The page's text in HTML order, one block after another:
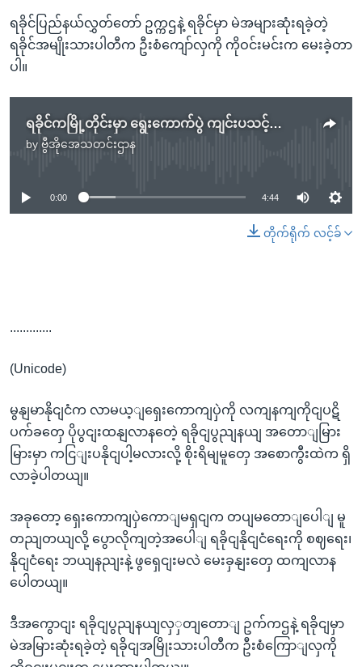
ရခိုင်ပြည်နယ်လွှတ်တော် ဥက္ကဌနဲ့ ရခိုင်မှာ မဲအများဆုံးရခဲ့တဲ့
ရခိုင်အမျိုးသားပါတီက ဦးစံကျော်လှကို ကိုဝင်းမင်းက မေးခဲ့တာ
ပါ။
ရခိုင်ကမြို့တိုင်းမှာ ရွေးကောက်ပွဲ ကျင်းပသင့်ကြောင်း ရခိုင်လွှတ်တော်ဥက္ကဋ္ဌပြော
by ဗွီအိုအေသတင်းဌာန
No media source currently available
0:00 4:44
တိုက်ရိုက် လင့်ခ်
.............
(Unicode)
မွနျမာနိုငျငံက လာမယ့ျရှေးကောကျပှဲကို လကျနကျကိုငျပဋိ
ပက်ခတှေ ပိုပွငျးထနျလာနတေဲ့ ရခိုငျပွညျနယျ အတောျမြား
မြားမှာ ကငြျးပနိုငျပါ့မလားလို့ စိုးရိမျမူတှေ အစောကွီးထဲက ရှိ
လာခဲ့ပါတယျ။
အခုတော့ ရှေးကောကျပှဲကောျမရှငျက တပျမတောျပေါျ မူ
တညျတယျလို့ ပွောလိုကျတဲ့အပေါျ ရခိုငျနိုငျငံရေးကို စဈရေး၊
နိုငျငံရေး ဘယျနညျးနဲ့ ဖွရှေငျးမလဲ မေးခှနျးတှေ ထကျလာန
ပေါတယျ။
ဒီအကွောငျး ရခိုငျပွညျနယျလှှတျတောျ ဥက်ကဌနဲ့ ရခိုငျမှာ
မဲအမြားဆုံးရခဲ့တဲ့ ရခိုငျအမြိုးသားပါတီက ဦးစံကြောျလှကို